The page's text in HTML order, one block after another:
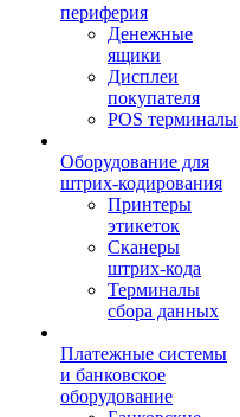
периферия
Денежные
ящики
Дисплеи
покупателя
POS терминалы
Оборудование для
штрих-кодирования
Принтеры
этикеток
Сканеры
штрих-кода
Терминалы
сбора данных
Платежные системы
и банковское
оборудование